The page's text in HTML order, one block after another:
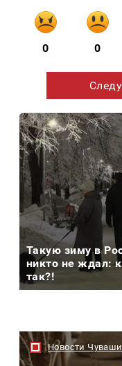
0 0
Такую зиму в
никто не ждал:
так?!
Новости